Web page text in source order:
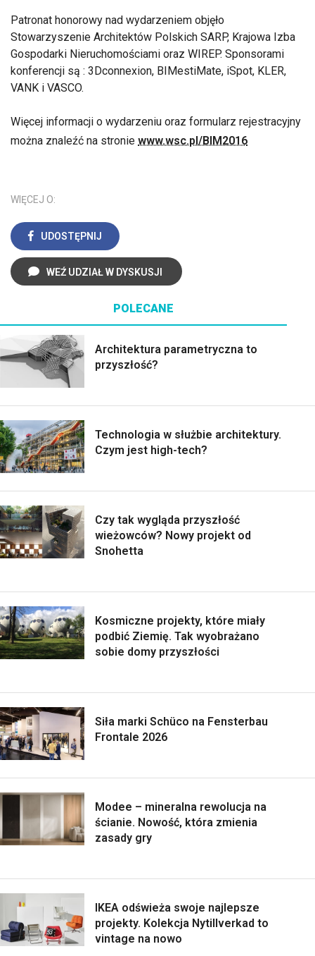
Patronat honorowy nad wydarzeniem objęło
Stowarzyszenie Architektów Polskich SARP, Krajowa Izba
Gospodarki Nieruchomościami oraz WIREP. Sponsorami
konferencji są : 3Dconnexion, BIMestiMate, iSpot, KLER,
VANK i VASCO.
Więcej informacji o wydarzeniu oraz formularz rejestracyjny
można znaleźć na stronie www.wsc.pl/BIM2016
WIĘCEJ O:
UDOSTĘPNIJ
WEŹ UDZIAŁ W DYSKUSJI
POLECANE
Architektura parametryczna to
przyszłość?
Technologia w służbie architektury.
Czym jest high-tech?
Czy tak wygląda przyszłość
wieżowców? Nowy projekt od
Snohetta
Kosmiczne projekty, które miały
podbić Ziemię. Tak wyobrażano
sobie domy przyszłości
Siła marki Schüco na Fensterbau
Frontale 2026
Modee – mineralna rewolucja na
ścianie. Nowość, która zmienia
zasady gry
IKEA odświeża swoje najlepsze
projekty. Kolekcja Nytillverkad to
vintage na nowo